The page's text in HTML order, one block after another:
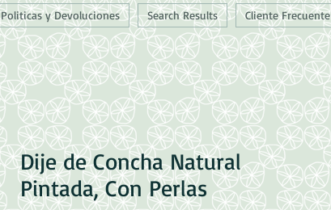
Politicas y Devoluciones Search Results Cliente Frecuente
Dije de Concha Natural
Pintada, Con Perlas